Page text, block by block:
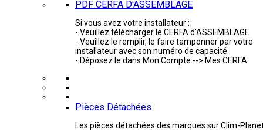
PDF CERFA D'ASSEMBLAGE
Si vous avez votre installateur :
- Veuillez télécharger le CERFA d'ASSEMBLAGE
- Veuillez le remplir, le faire tamponner par votre
installateur avec son numéro de capacité
- Déposez le dans Mon Compte --> Mes CERFA
Pièces Détachées
Les pièces détachées des marques sur Clim-